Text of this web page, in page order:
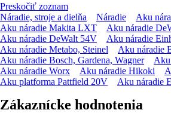
Preskočiť zoznam
Náradie, stroje a dielňa
Náradie
Aku
Aku náradie Makita LXT
Aku náradie
Aku náradie DeWalt 54V
Aku náradie
Aku náradie Metabo, Steinel
Aku náradie
Aku náradie Bosch, Gardena, Wagner
Aku náradie Worx
Aku náradie Hikoki
Aku platforma Pattfield 20V
Aku náradie
Zákaznícke hodnotenia